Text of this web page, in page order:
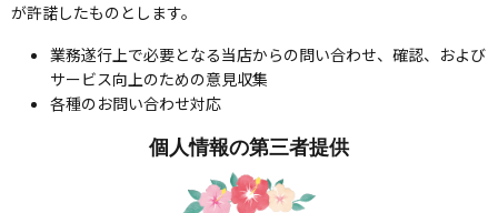
が許諾したものとします。
業務遂行上で必要となる当店からの問い合わせ、確認、および
サービス向上のための意見収集
各種のお問い合わせ対応
個人情報の第三者提供